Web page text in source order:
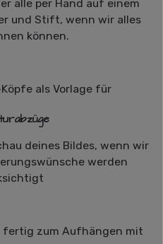
alle per Hand auf einem
und Stift, wenn wir alles
können.
deines Bildes, wenn wir
werden